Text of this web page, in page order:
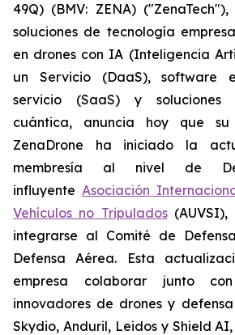
49Q) (BMV: ZENA)
soluciones de tecnología
en drones con IA (Inteligencia
un Servicio (DaaS), software
servicio (SaaS) y soluciones
cuántica, anuncia hoy que
ZenaDrone ha iniciado la
membresía al nivel de
influyente Asociación
Vehículos no Tripulados(AUVSI),
integrarse al Comité de
Defensa Aérea. Esta
empresa colaborar junto
innovadores de drones y defensa
Skydio, Anduril, Leidos y Shield